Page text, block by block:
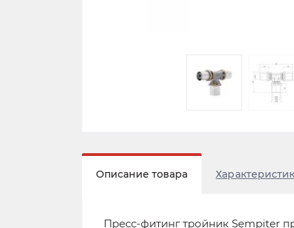
Описание товара
Пресс-фитинг тройник Sempiter